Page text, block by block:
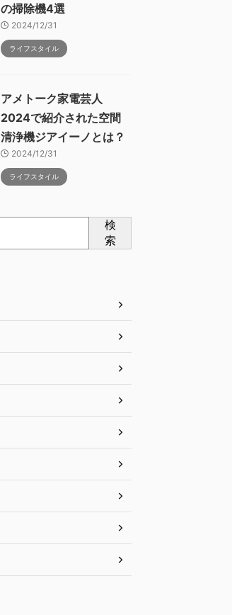
の掃除機4選
2024/12/31
ライフスタイル
アメトーク家電芸人
2024で紹介された空間
清浄機ジアイーノとは？
2024/12/31
ライフスタイル
検
索